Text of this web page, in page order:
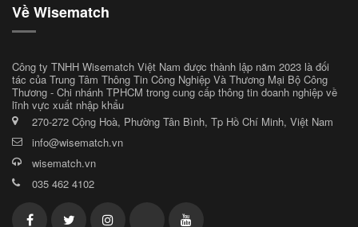
Về Wisematch
Công ty TNHH Wisematch Việt Nam được thành lập năm 2023 là đối
tác của Trung Tâm Thông Tin Công Nghiệp Và Thương Mại Bộ Công
Thương - Chi nhánh TPHCM trong cung cấp thông tin doanh nghiệp về
lĩnh vực xuất nhập khẩu
270-272 Cộng Hoà, Phường Tân Bình, Tp Hồ Chí Minh, Việt Nam
info@wisematch.vn
wisematch.vn
035 462 4102